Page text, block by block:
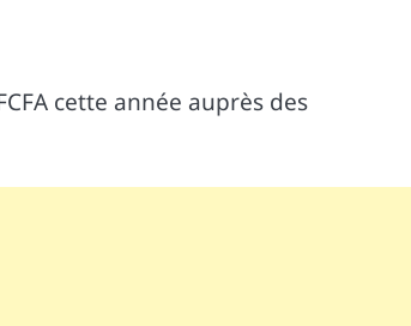
cette année auprès des